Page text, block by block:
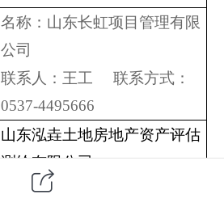
名称：山东长虹项目管理有限
公司
联系人：王工
联系方式 ：
0537-4495666
山东泓垚土地房地产资产评估
测绘有限公司
小写：42800元 大写：肆万